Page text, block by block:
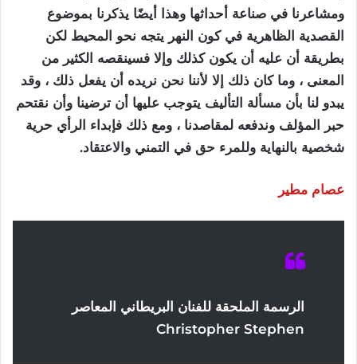
ومشاعرنا في صناعة أحداثها وهذا أيضًا يذكرنا بموضوع
القصدية الظاهرية في كون النهر يتجه نحو المحيط لكن
بطريقة أن عليه أن يكون كذلك وإلا فسينقصه الكثير من
المعنى ، وما كان ذلك إلا لأننا نحن نريده أن يفعل ذلك ، وقد
يبدو لنا بأن مسألة التأليف يتوجب عليها أن ترضينا وأن نقتحم
حبر المؤلف وندفعه لمقاصدنا ، ومع ذلك فإبداء الرأي حرية
شخصية بالنهاية وللمرء حق في التمني والاعتقاد.
عصام مطير
الرسمة الملحقة للفنان البريطاني المعاصر
Christopher Stephen